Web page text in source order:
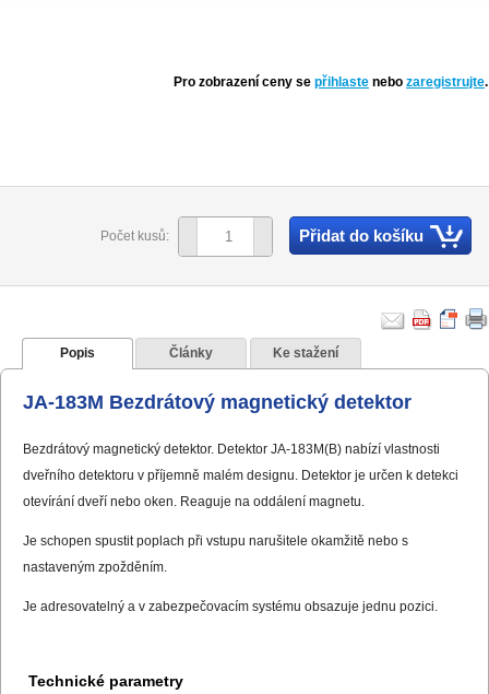
Pro zobrazení ceny se přihlaste nebo zaregistrujte.
Počet kusů: Přidat do košíku
Popis Články Ke stažení
JA-183M Bezdrátový magnetický detektor
Bezdrátový magnetický detektor. Detektor JA-183M(B) nabízí vlastnosti
dveřního detektoru v příjemně malém designu. Detektor je určen k detekci
otevírání dveří nebo oken. Reaguje na oddálení magnetu.
Je schopen spustit poplach při vstupu narušitele okamžitě nebo s
nastaveným zpožděním.
Je adresovatelný a v zabezpečovacím systému obsazuje jednu pozici.
Technické parametry